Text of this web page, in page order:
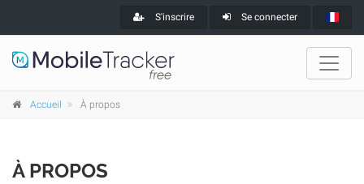
S'inscrire Se connecter
Accueil À propos
À PROPOS